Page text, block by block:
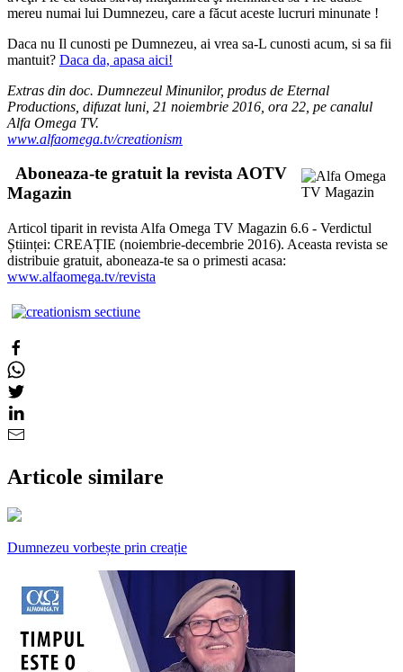
mereu numai lui Dumnezeu, care a făcut aceste lucruri minunate !
Daca nu Il cunosti pe Dumnezeu, ai vrea sa-L cunosti acum, si sa fii
mantuit? Daca da, apasa aici!
Extras din doc. Dumnezeul Minunilor, produs de Eternal
Productions, difuzat luni, 21 noiembrie 2016, ora 22, pe canalul
Alfa Omega TV.
www.alfaomega.tv/creationism
Aboneaza-te gratuit la revista AOTV
Magazin
Articol tiparit in revista Alfa Omega TV Magazin 6.6 - Verdictul
Științei: CREAȚIE (noiembrie-decembrie 2016). Aceasta revista se
distribuie gratuit, aboneaza-te sa o primesti acasa:
www.alfaomega.tv/revista
Articole similare
Dumnezeu vorbește prin creație